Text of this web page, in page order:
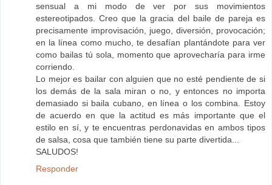
sensual a mi modo de ver por sus movimientos
estereotipados. Creo que la gracia del baile de pareja es
precisamente improvisación, juego, diversión, provocación;
en la línea como mucho, te desafían plantándote para ver
como bailas tú sola, momento que aprovecharía para irme
corriendo.
Lo mejor es bailar con alguien que no esté pendiente de si
los demás de la sala miran o no, y entonces no importa
demasiado si baila cubano, en línea o los combina. Estoy
de acuerdo en que la actitud es más importante que el
estilo en sí, y te encuentras perdonavidas en ambos tipos
de salsa, cosa que también tiene su parte divertida...
SALUDOS!
Responder